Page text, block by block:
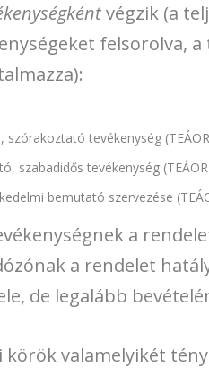
végzik (a
felsorolva,
tevékenység
szabadidős tevékenység
bemutató szervezése
a
a rendelet
de legalább
körök valamelyikét